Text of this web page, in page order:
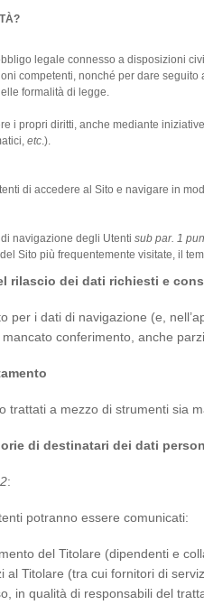
legale connesso a disposizioni
competenti, nonché per dare
formalità di legge.
i propri diritti, anche mediante
etc.).
di accedere al Sito e navigare in
navigazione degli Utenti sub par. 1
Sito più frequentemente visitate, il
rilascio dei dati richiesti e
per i dati di navigazione (e,
conferimento, anche
trattati a mezzo di strumenti sia
di destinatari dei dati
:
potranno essere comunicati:
del Titolare (dipendenti e
al Titolare (tra cui fornitori di
in qualità di responsabili del